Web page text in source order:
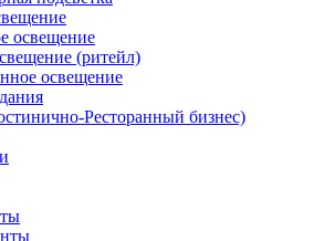
освещение
(ритейл)
освещение
Ресторанный бизнес)